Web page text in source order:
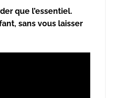
que l’essentiel.
sans vous laisser